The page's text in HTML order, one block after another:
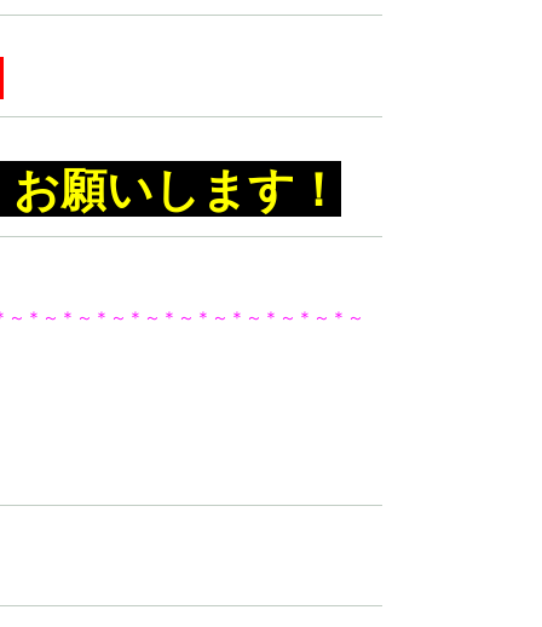
願いします！
＊～＊～＊～＊～＊～＊～＊～＊～＊～＊～